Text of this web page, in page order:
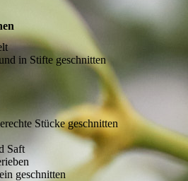
in Stifte geschnitten
Stücke geschnitten
Saft
geschnitten